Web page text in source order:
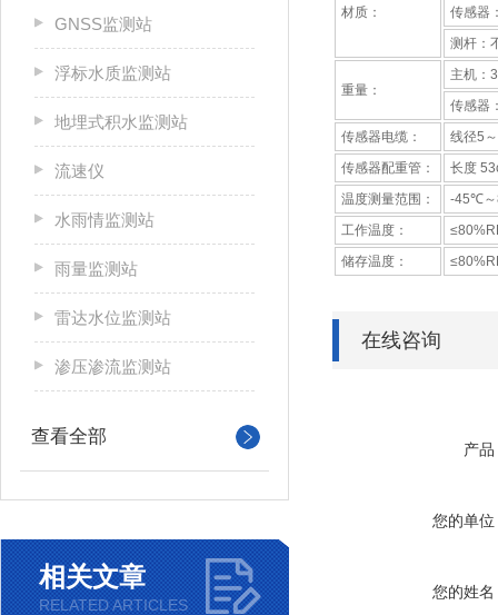
GNSS监测站
浮标水质监测站
地埋式积水监测站
流速仪
水雨情监测站
雨量监测站
雷达水位监测站
渗压渗流监测站
查看全部
相关文章
RELATED ARTICLES
材质：
传感器
测杆：
重量：
主机：
传感器
传感器电缆：
线径5
传感器配重管：
长度
温度测量范围：
-45℃
工作温度：
储存温度：
在线咨询
产品
您的单位
您的姓名